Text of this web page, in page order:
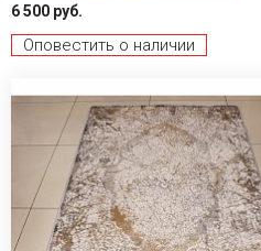
6 500 руб.
Оповестить о наличии